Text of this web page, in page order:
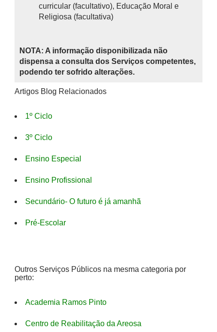
curricular (facultativo), Educação Moral e
Religiosa (facultativa)
NOTA: A informação disponibilizada não
dispensa a consulta dos Serviços competentes,
podendo ter sofrido alterações.
Artigos Blog Relacionados
1º Ciclo
3º Ciclo
Ensino Especial
Ensino Profissional
Secundário- O futuro é já amanhã
Pré-Escolar
Outros Serviços Públicos na mesma categoria por
perto:
Academia Ramos Pinto
Centro de Reabilitação da Areosa